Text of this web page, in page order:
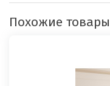
Похожие товары